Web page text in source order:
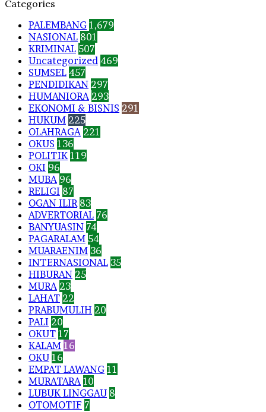
Categories
PALEMBANG 1,679
NASIONAL 801
KRIMINAL 507
Uncategorized 469
SUMSEL 457
PENDIDIKAN 297
HUMANIORA 293
EKONOMI & BISNIS 291
HUKUM 225
OLAHRAGA 221
OKUS 136
POLITIK 119
OKI 96
MUBA 96
RELIGI 87
OGAN ILIR 83
ADVERTORIAL 76
BANYUASIN 74
PAGARALAM 54
MUARAENIM 36
INTERNASIONAL 35
HIBURAN 25
MURA 23
LAHAT 22
PRABUMULIH 20
PALI 20
OKUT 17
KALAM 16
OKU 16
EMPAT LAWANG 11
MURATARA 10
LUBUK LINGGAU 8
OTOMOTIF 7